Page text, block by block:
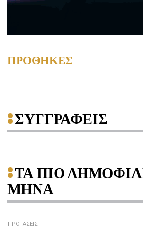
ΠΡΟΘΗΚΕΣ
ΣΥΓΓΡΑΦΕΙΣ
ΤΑ ΠΙΟ
ΜΗΝΑ
ΠΡΟΤΑΣΕΙΣ